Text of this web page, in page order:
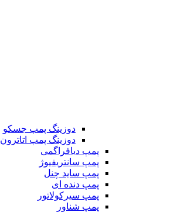
دوزینگ پمپ جسکو
دوزینگ پمپ اتاترون
پمپ دیافراگمی
پمپ سانتریفیوژ
پمپ ساید چنل
پمپ دنده ای
پمپ سیرکولاتور
پمپ شناور